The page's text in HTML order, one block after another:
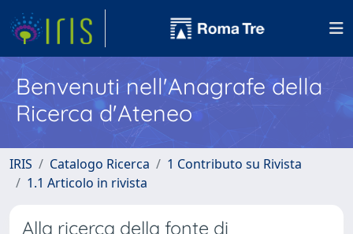
Benvenuti nell'Anagrafe della
Ricerca d'Ateneo
IRIS Catalogo Ricerca
1 Contributo su Rivista
1.1 Articolo in rivista
Alla ricerca della fonte di